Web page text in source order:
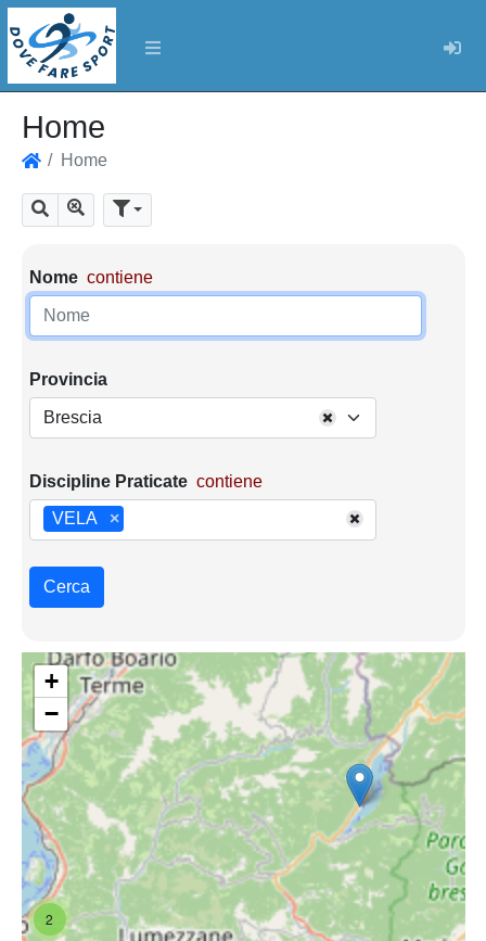
Home
Home
Cerca Mostra tutti i risultati
Parametri di ricerca
Nome contiene
Provincia
Brescia
Discipline Praticate contiene
×
VELA
Cerca
2
+
−